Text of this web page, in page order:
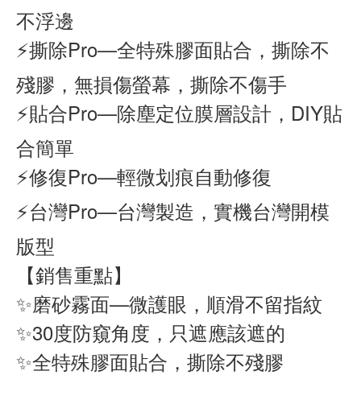
不浮邊
⚡撕除Pro—全特殊膠面貼合，撕除不
殘膠，無損傷螢幕，撕除不傷手
⚡貼合Pro—除塵定位膜層設計，DIY貼
合簡單
⚡修復Pro—輕微划痕自動修復
⚡台灣Pro—台灣製造，實機台灣開模
版型
【銷售重點】
✨磨砂霧面—微護眼，順滑不留指紋
✨30度防窺角度，只遮應該遮的
✨全特殊膠面貼合，撕除不殘膠